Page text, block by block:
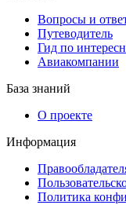
Вопросы и
Путеводитель
Гид по
Авиакомпании
База знаний
О проекте
Информация
Политика